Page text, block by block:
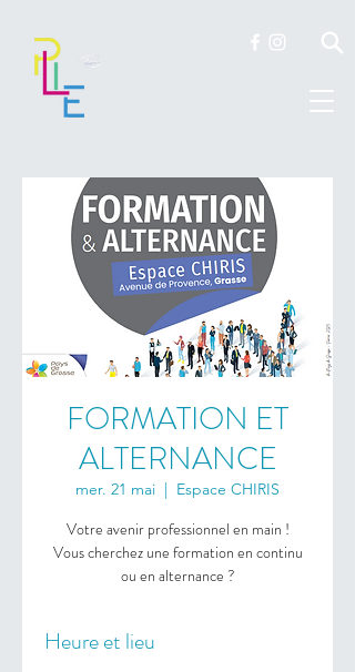
FORMATION ET
ALTERNANCE
mer. 21 mai
  |
Espace CHIRIS
Votre avenir professionnel en main !
Vous cherchez une formation en continu
ou en alternance ?
Heure et lieu